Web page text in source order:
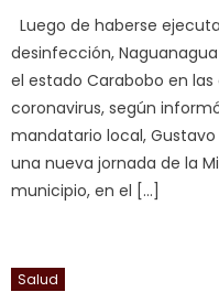
milf
in
squirting,
आपक
न
ह
भ
च
Luego de haberse
desinfección,
el estado Carabobo en
coronavirus, según
mandatario local,
una nueva jornada de la
municipio, en el […]
Salud